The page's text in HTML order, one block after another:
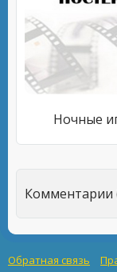
Ночные
Комментарии
Обратная связь